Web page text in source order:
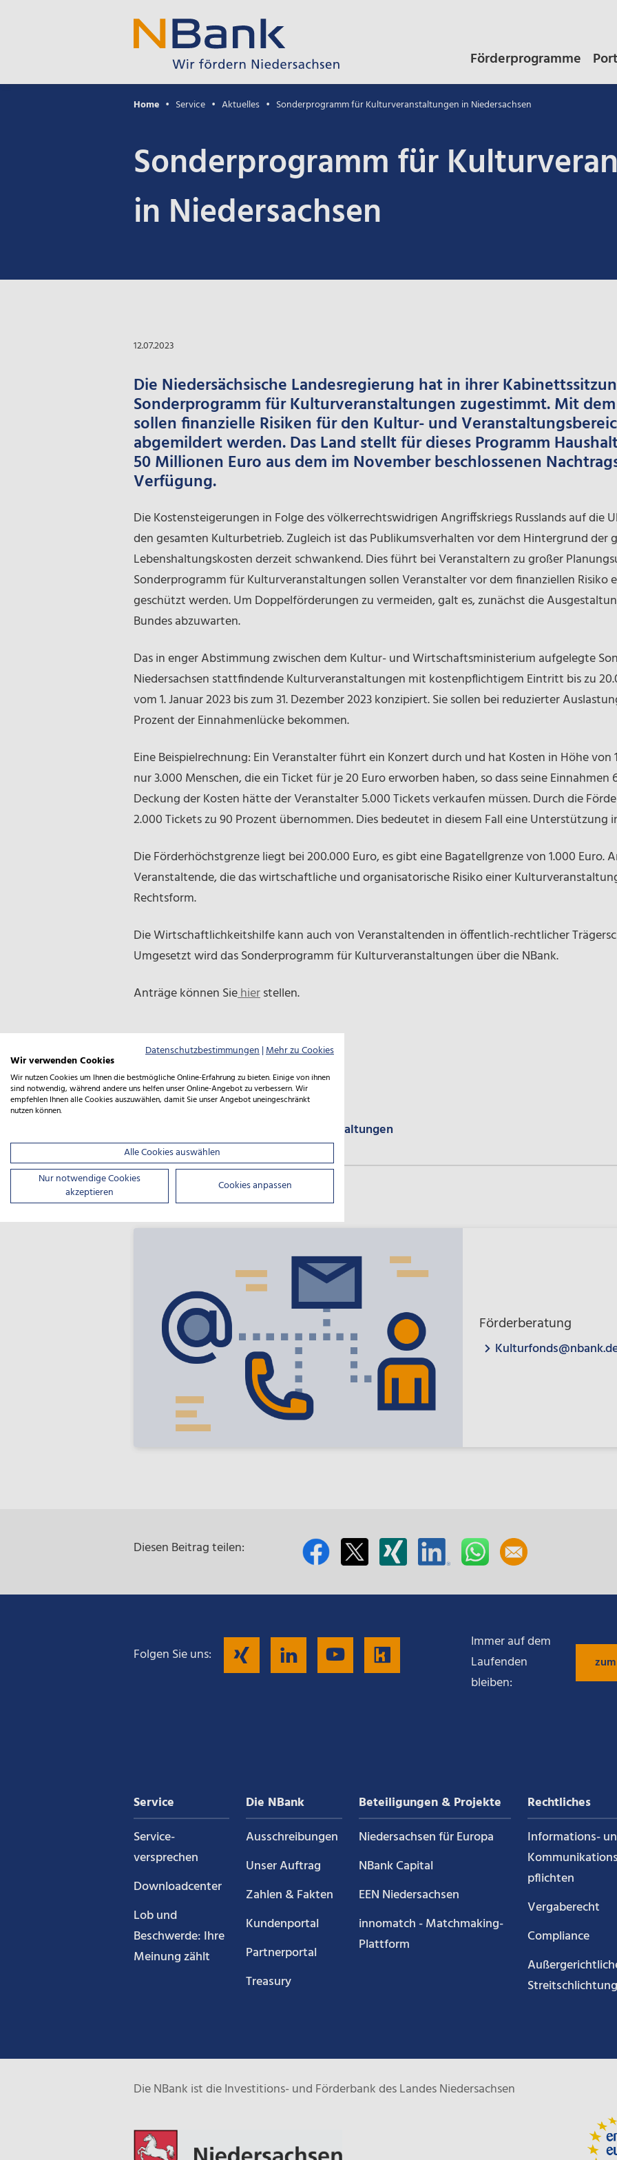
Förderprogramme
Home Service Aktuelles Sonderprogramm für Kulturveranstaltungen in Niedersachsen
Sonderprogramm für
in Niedersachsen
12.07.2023
Die Niedersächsische Landesregierung hat in ihrer
Sonderprogramm für Kulturveranstaltungen zugestimmt. Mit
sollen finanzielle Risiken für den Kultur- und
abgemildert werden. Das Land stellt für dieses Programm
50 Millionen Euro aus dem im November beschlossenen
Verfügung.
Die Kostensteigerungen in Folge des völkerrechtswidrigen Angriffskriegs Russlands auf die
den gesamten Kulturbetrieb. Zugleich ist das Publikumsverhalten vor dem Hintergrund der
Lebenshaltungskosten derzeit schwankend. Dies führt bei Veranstaltern zu großer
Sonderprogramm für Kulturveranstaltungen sollen Veranstalter vor dem finanziellen Risiko
geschützt werden. Um Doppelförderungen zu vermeiden, galt es, zunächst die
Bundes abzuwarten.
Das in enger Abstimmung zwischen dem Kultur- und Wirtschaftsministerium aufgelegte
Niedersachsen stattfindende Kulturveranstaltungen mit kostenpflichtigem Eintritt bis zu
vom 1. Januar 2023 bis zum 31. Dezember 2023 konzipiert. Sie sollen bei reduzierter
Prozent der Einnahmenlücke bekommen.
Eine Beispielrechnung: Ein Veranstalter führt ein Konzert durch und hat Kosten in Höhe von
nur 3.000 Menschen, die ein Ticket für je 20 Euro erworben haben, so dass seine
Deckung der Kosten hätte der Veranstalter 5.000 Tickets verkaufen müssen. Durch die
2.000 Tickets zu 90 Prozent übernommen. Dies bedeutet in diesem Fall eine Unterstützung
Die Förderhöchstgrenze liegt bei 200.000 Euro, es gibt eine Bagatellgrenze von 1.000 Euro.
Veranstaltende, die das wirtschaftliche und organisatorische Risiko einer
Rechtsform.
Die Wirtschaftlichkeitshilfe kann auch von Veranstaltenden in öffentlich-rechtlicher
Umgesetzt wird das Sonderprogramm für Kulturveranstaltungen über die NBank.
Anträge können Siehierstellen.
Downloads
FAQ Sonderprogramm Kulturveranstaltungen
12.07.2023 PDF | 341 KB
Förderberatung
Diesen Beitrag teilen:
Folgen Sie uns:
Folgen
auf
Xing
Folgen
LinkedIn
Folgen
auf
YouTube
Folgen
auf
Kununu
Immer auf dem
Laufenden
bleiben:
Service
Service­
versprechen
Downloadcenter
Lob und
Beschwerde: Ihre
Meinung zählt
Die NBank
Ausschreibungen
Unser Auftrag
Zahlen & Fakten
Kundenportal
Partnerportal
Treasury
Beteiligungen & Projekte
Niedersachsen für Europa
NBank Capital
EEN Niedersachsen
innomatch - Matchmaking-
Plattform
Rechtliches
Informations-
pflichten
Vergaberecht
Compliance
Streitschlichtung
Die NBank ist die Investitions- und Förderbank des Landes Niedersachsen
Datenschutzbestimmungen|Mehr zu Cookies
Wir verwenden Cookies
Wir nutzen Cookies um Ihnen die bestmögliche Online-Erfahrung zu bieten. Einige von ihnen
sind notwendig, während andere uns helfen unser Online-Angebot zu verbessern. Wir
empfehlen Ihnen alle Cookies auszuwählen, damit Sie unser Angebot uneingeschränkt
nutzen können.
Alle Cookies auswählen
Nur notwendige Cookies
akzeptieren
Cookies anpassen